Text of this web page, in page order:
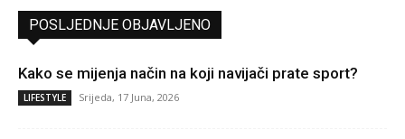
POSLJEDNJE OBJAVLJENO
Kako se mijenja način na koji navijači prate sport?
LIFESTYLE Srijeda, 17 Juna, 2026